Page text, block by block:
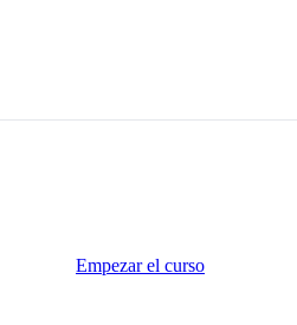
Empezar el curso